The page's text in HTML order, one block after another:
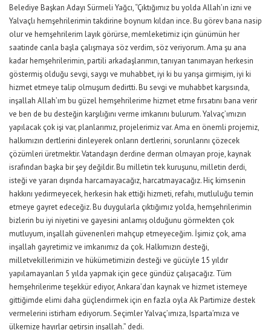
Belediye Başkan Adayı Sürmeli Yağcı, “Çıktığımız bu yolda Allah’ın izni ve
Yalvaçlı hemşehrilerimin takdirine boynum kıldan ince. Bu görev bana nasip
olur ve hemşehrilerim layık görürse, memleketimiz için günümün her
saatinde canla başla çalışmaya söz verdim, söz veriyorum. Ama şu ana
kadar hemşehrilerimin, partili arkadaşlarımın, tanıyan tanımayan herkesin
göstermiş olduğu sevgi, saygı ve muhabbet, iyi ki bu yarışa girmişim, iyi ki
hizmet etmeye talip olmuşum dedirtti. Bu sevgi ve muhabbet karşısında,
inşallah Allah’ım bu güzel hemşehrilerime hizmet etme fırsatını bana verir
ve ben de bu desteğin karşılığını verme imkanını bulurum. Yalvaç’ımızın
yapılacak çok işi var, planlarımız, projelerimiz var. Ama en önemli projemiz,
halkımızın dertlerini dinleyerek onların dertlerini, sorunlarını çözecek
çözümleri üretmektir. Vatandaşın derdine derman olmayan proje, kaynak
israfından başka bir şey değildir. Bu milletin tek kuruşunu, milletin derdi,
isteği ve yararı dışında harcamayacağız, harcatmayacağız. Hiç kimsenin
hakkını yedirmeyecek, herkesin hak ettiği hizmeti, refahı, mutluluğu temin
etmeye gayret edeceğiz. Bu duygularla çıktığımız yolda, hemşehrilerimin
bizlerin bu iyi niyetini ve gayesini anlamış olduğunu görmekten çok
mutluyum, inşallah güvenenleri mahçup etmeyeceğim. İşimiz çok, ama
inşallah gayretimiz ve imkanımız da çok. Halkımızın desteği,
milletvekillerimizin ve hükümetimizin desteği ve gücüyle 15 yıldır
yapılamayanları 5 yılda yapmak için gece gündüz çalışacağız. Tüm
hemşehrilerime teşekkür ediyor, Ankara’dan kaynak ve hizmet istemeye
gittiğimde elimi daha güçlendirmek için en fazla oyla Ak Partimize destek
vermelerini istirham ediyorum. Seçimler Yalvaç’ımıza, Isparta’mıza ve
ülkemize hayırlar getirsin inşallah.” dedi.